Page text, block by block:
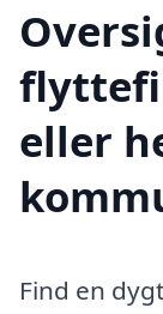
eller
Find en